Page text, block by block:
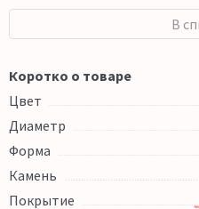
В
Коротко о товаре
Цвет
Диаметр
Форма
Камень
Покрытие